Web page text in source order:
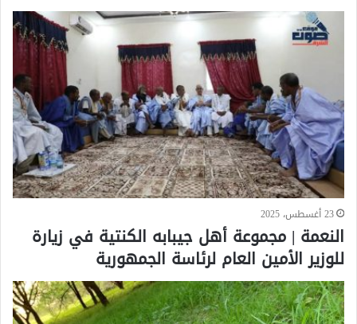
23 أغسطس، 2025
النعمة | مجموعة أهل جيبابه الكنتية في زيارة
للوزير الأمين العام لرئاسة الجمهورية